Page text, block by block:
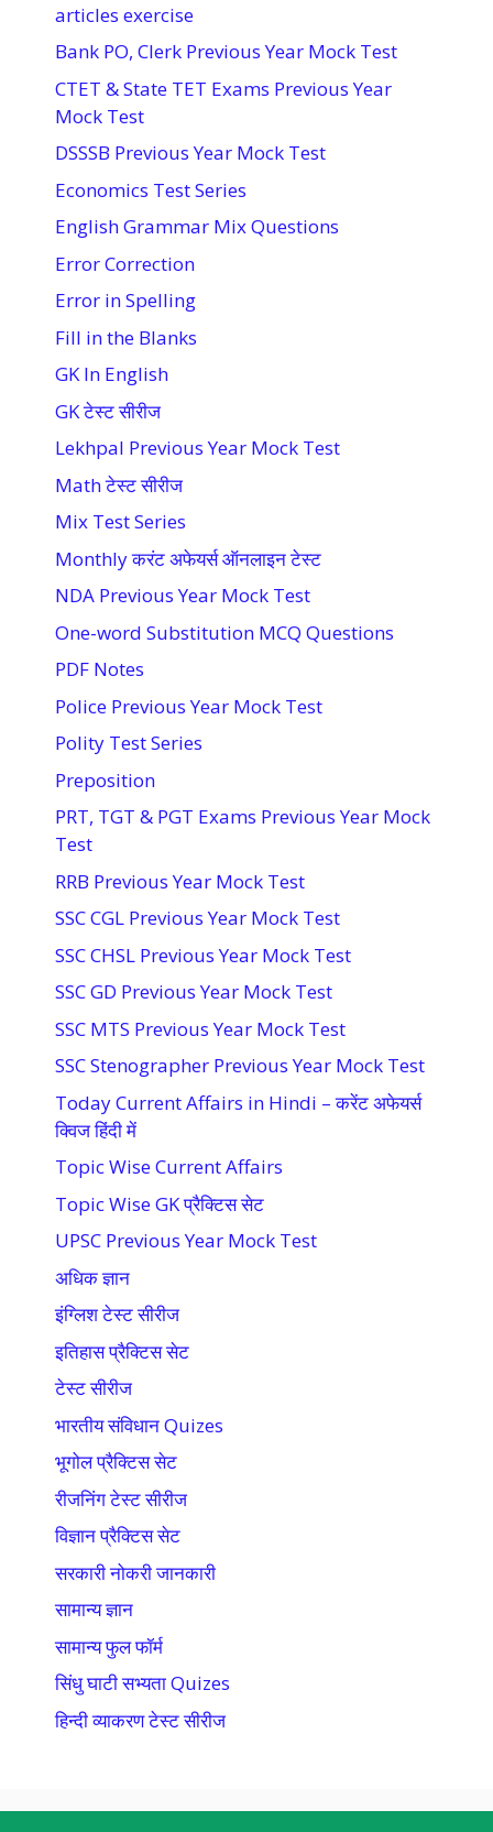
articles exercise
Bank PO, Clerk Previous Year Mock Test
CTET & State TET Exams Previous Year
Mock Test
DSSSB Previous Year Mock Test
Economics Test Series
English Grammar Mix Questions
Error Correction
Error in Spelling
Fill in the Blanks
GK In English
GK टेस्ट सीरीज
Lekhpal Previous Year Mock Test
Math टेस्ट सीरीज
Mix Test Series
Monthly करंट अफेयर्स ऑनलाइन टेस्ट
NDA Previous Year Mock Test
One-word Substitution MCQ Questions
PDF Notes
Police Previous Year Mock Test
Polity Test Series
Preposition
PRT, TGT & PGT Exams Previous Year Mock
Test
RRB Previous Year Mock Test
SSC CGL Previous Year Mock Test
SSC CHSL Previous Year Mock Test
SSC GD Previous Year Mock Test
SSC MTS Previous Year Mock Test
SSC Stenographer Previous Year Mock Test
Today Current Affairs in Hindi – करेंट अफेयर्स
क्विज हिंदी में
Topic Wise Current Affairs
Topic Wise GK प्रैक्टिस सेट
UPSC Previous Year Mock Test
अधिक ज्ञान
इंग्लिश टेस्ट सीरीज
इतिहास प्रैक्टिस सेट
टेस्ट सीरीज
भारतीय संविधान Quizes
भूगोल प्रैक्टिस सेट
रीजनिंग टेस्ट सीरीज
विज्ञान प्रैक्टिस सेट
सरकारी नोकरी जानकारी
सामान्य ज्ञान
सामान्य फुल फॉर्म
सिंधु घाटी सभ्यता Quizes
हिन्दी व्याकरण टेस्ट सीरीज